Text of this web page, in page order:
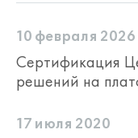
или
допускается.
10 февраля 2026
Сертификация
решений на
17 июля 2020